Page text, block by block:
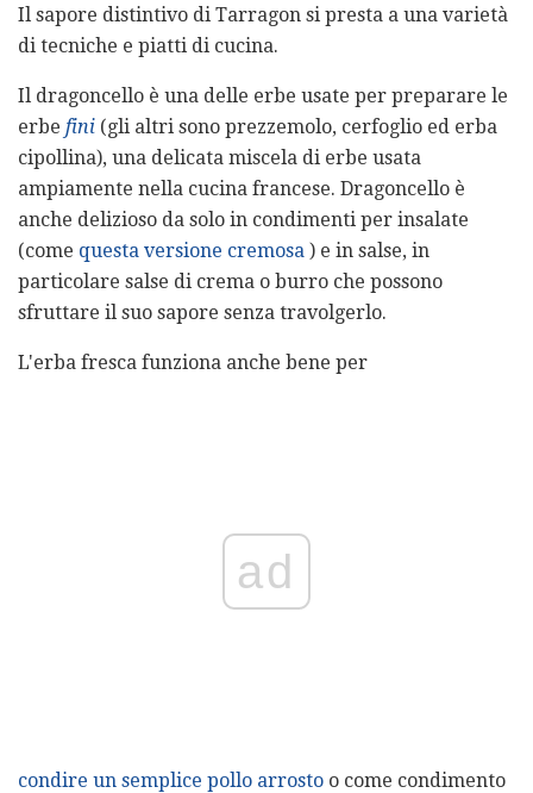
Il sapore distintivo di Tarragon si presta a una varietà
di tecniche e piatti di cucina.
Il dragoncello è una delle erbe usate per preparare le
erbe fini (gli altri sono prezzemolo, cerfoglio ed erba
cipollina), una delicata miscela di erbe usata
ampiamente nella cucina francese. Dragoncello è
anche delizioso da solo in condimenti per insalate
(come questa versione cremosa ) e in salse, in
particolare salse di crema o burro che possono
sfruttare il suo sapore senza travolgerlo.
L'erba fresca funziona anche bene per
ad
condire un semplice pollo arrosto o come condimento